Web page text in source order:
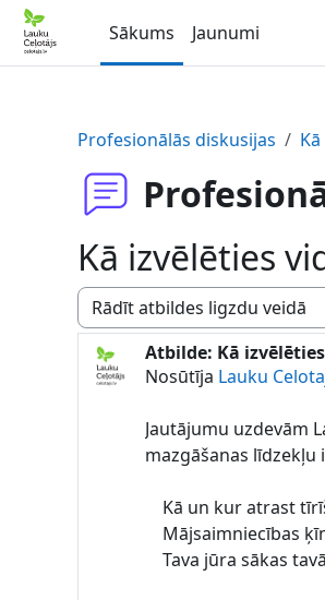
Atvērt galveno saturu
Sākums
Jaunumi
Profesionālās diskusijas
Kā izvēlēties
Rādīšanas režīms
Atbilde: Kā
Nosūtīja Lauku
Atbilžu skaits: 0
Jautājumu uzdevām
mazgāšanas
Kā un kur atrast
Mājsaimniecības
Tava jūra sākas